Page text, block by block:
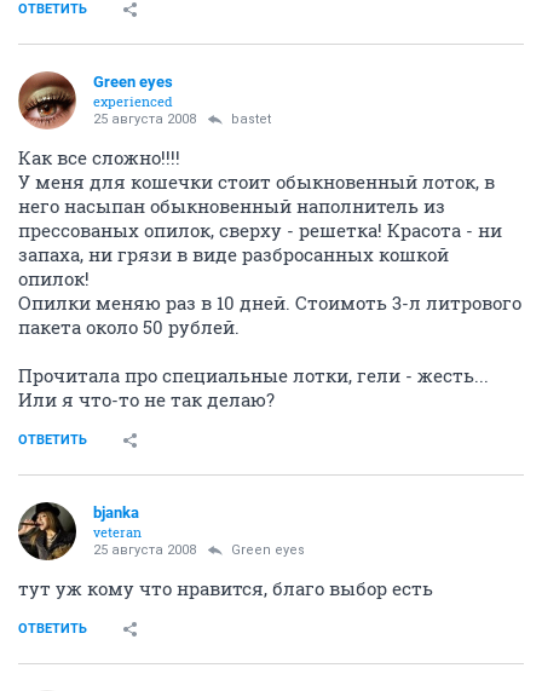
ОТВЕТИТЬ
Green eyes
experienced
25 августа 2008 bastet
Как все сложно!!!!
У меня для кошечки стоит обыкновенный лоток, в
него насыпан обыкновенный наполнитель из
прессованых опилок, сверху - решетка! Красота - ни
запаха, ни грязи в виде разбросанных кошкой
опилок!
Опилки меняю раз в 10 дней. Стоимоть 3-л литрового
пакета около 50 рублей.
Прочитала про специальные лотки, гели - жесть...
Или я что-то не так делаю?
ОТВЕТИТЬ
bjanka
veteran
25 августа 2008 Green eyes
тут уж кому что нравится, благо выбор есть
ОТВЕТИТЬ